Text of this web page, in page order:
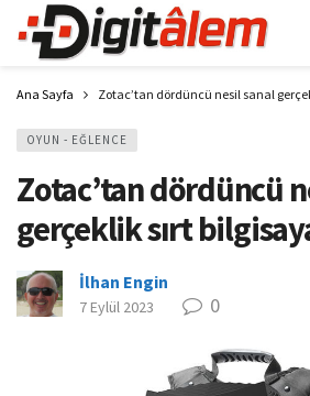
Ana Sayfa Zotac’tan dördüncü nesil sanal
OYUN - EĞLENCE
Zotac’tan dördüncü
gerçeklik sırt
İlhan Engin
7 Eylül 2023 0